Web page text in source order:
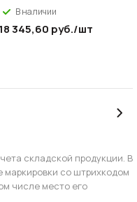
В наличии
18 345,60 руб./шт
складской продукции. В
маркировки со штрихкодом
числе место его